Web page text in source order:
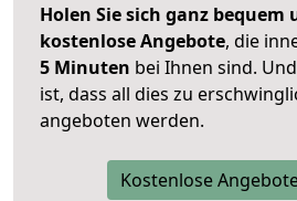
Holen Sie sich ganz bequem
kostenlose Angebote, die
5 Minuten bei Ihnen sind.
ist, dass all dies zu
angeboten werden.
Kostenlose